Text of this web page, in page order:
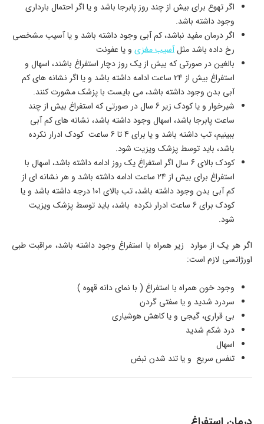
اگر تهوع برای بیش از چند روز پابرجا باشد و یا اگر احتمال بارداری
وجود داشته باشد.
اگر درمان مفید نباشد، کم آبی وجود داشته باشد و یا آسیب مشخصی
رخ داده باشد مثلآسیب مغزی و یا عفونت
بالغین در صورتی که بیش از یک روز دچار استفراغ باشند، اسهال و
استفراغ بیش از 24 ساعت ادامه داشته باشد و یا اگر نشانه های کم
آبی بدن وجود داشته باشد، می بایست با پزشک مشورت کنند.
شیرخوار و یا کودک زیر 6 سال در صورتی که استفراغ بیش از چند
ساعت پابرجا باشد، اسهال وجود داشته باشد، نشانه های کم آبی
ببینیم، تب داشته باشد و یا برای 4 تا 6 ساعت کودک ادرار نکرده
باشد، باید توسط پزشک ویزیت شود.
کودک بالای 6 سال اگر استفراغ یک روز ادامه داشته باشد، اسهال با
استفراغ برای بیش از 24 ساعت ادامه داشته باشد و هر نشانه ای از
کم آبی بدن وجود داشته باشد، تب بالای 101 درجه داشته باشد و یا
کودک برای 6 ساعت ادرار نکرده باشد، باید توسط پزشک ویزیت
شود.
اگر هر یک از موارد زیر همراه با استفراغ وجود داشته باشد، مراقبت طبی
اورژانسی لازم است:
وجود خون همراه با استفراغ ( با نمای دانه قهوه )
سردرد شدید و یا سفتی گردن
بی قراری، گیجی و یا کاهش هوشیاری
درد شکم شدید
اسهال
تنفس سریع و یا تند شدن نبض